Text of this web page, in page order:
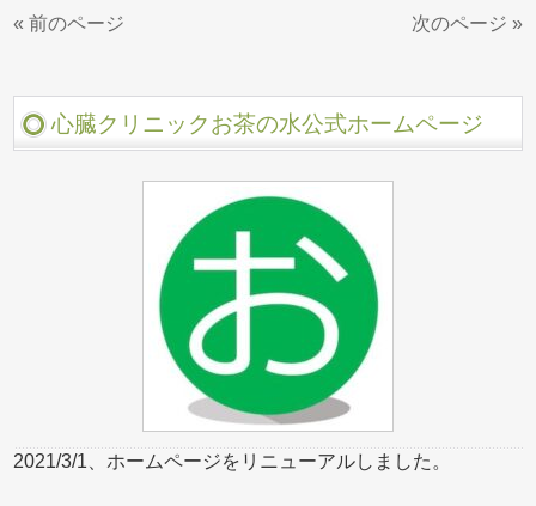
« 前のページ 次のページ »
心臓クリニックお茶の水公式ホームページ
2021/3/1、ホームページをリニューアルしました。